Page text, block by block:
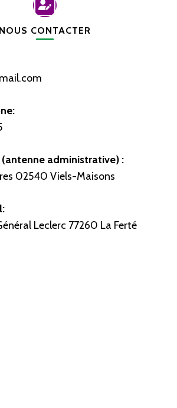
NOUS CONTACTER
(antenne administrative) :
02540 Viels-Maisons
Leclerc 77260 La Ferté